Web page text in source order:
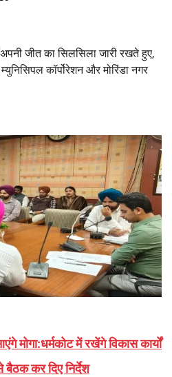
जीत का सिलसिला जारी रखते हुए,
कॉर्पोरेशन और मोरिंडा नगर
मोगा:धर्मकोट में रखेंगे विकास कार्यों
बैठक कर दिए निर्देश